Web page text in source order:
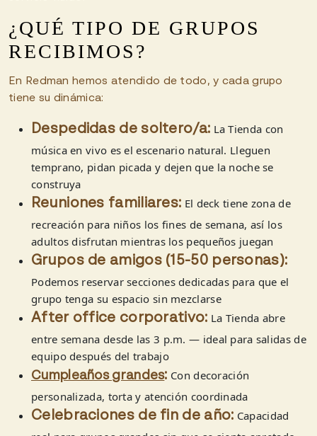
¿QUÉ TIPO DE GRUPOS
RECIBIMOS?
En Redman hemos atendido de todo, y cada grupo
tiene su dinámica:
Despedidas de soltero/a: La Tienda con
música en vivo es el escenario natural. Lleguen
temprano, pidan picada y dejen que la noche se
construya
Reuniones familiares: El deck tiene zona de
recreación para niños los fines de semana, así los
adultos disfrutan mientras los pequeños juegan
Grupos de amigos (15-50 personas):
Podemos reservar secciones dedicadas para que el
grupo tenga su espacio sin mezclarse
After office corporativo: La Tienda abre
entre semana desde las 3 p.m. — ideal para salidas de
equipo después del trabajo
Cumpleaños grandes: Con decoración
personalizada, torta y atención coordinada
Celebraciones de fin de año: Capacidad